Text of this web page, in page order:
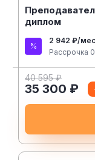
диплом
2 942 ₽/
Рассрочка
40 595 ₽
35 300 ₽